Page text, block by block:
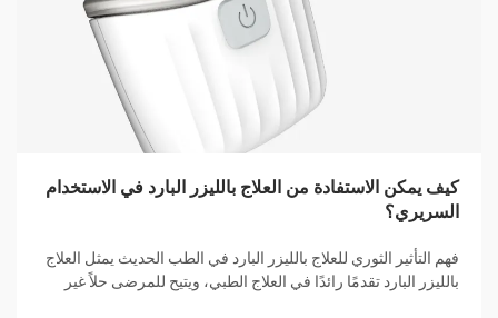
كيف يمكن الاستفادة من العلاج بالليزر البارد في الاستخدام
السريري؟
فهم التأثير الثوري للعلاج بالليزر البارد في الطب الحديث يمثل العلاج
بالليزر البارد تقدمًا رائدًا في العلاج الطبي، ويتيح للمرضى حلاً غير